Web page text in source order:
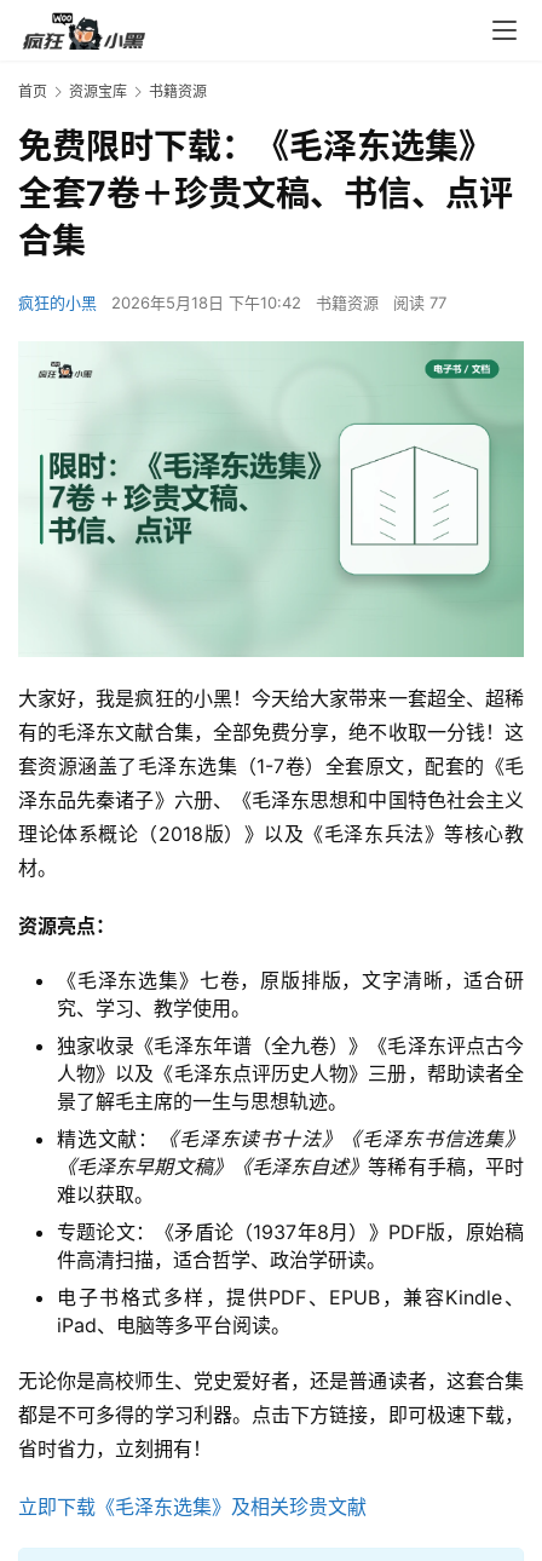
首页 资源宝库 书籍资源
免费限时下载：《毛泽东选集》
全套7卷＋珍贵文稿、书信、点评
合集
疯狂的小黑 2026年5月18日 下午10:42 书籍资源 阅读 77
大家好，我是疯狂的小黑！今天给大家带来一套超全、超稀
有的毛泽东文献合集，全部免费分享，绝不收取一分钱！这
套资源涵盖了毛泽东选集（1-7卷）全套原文，配套的《毛
泽东品先秦诸子》六册、《毛泽东思想和中国特色社会主义
理论体系概论（2018版）》以及《毛泽东兵法》等核心教
材。
资源亮点：
《毛泽东选集》七卷，原版排版，文字清晰，适合研
究、学习、教学使用。
独家收录《毛泽东年谱（全九卷）》《毛泽东评点古今
人物》以及《毛泽东点评历史人物》三册，帮助读者全
景了解毛主席的一生与思想轨迹。
精选文献：
《毛泽东读书十法》《毛泽东书信选集》
《毛泽东早期文稿》《毛泽东自述》等稀有手稿，平时
难以获取。
专题论文：《矛盾论（1937年8月）》PDF版，原始稿
件高清扫描，适合哲学、政治学研读。
电子书格式多样，提供PDF、EPUB，兼容Kindle、
iPad、电脑等多平台阅读。
无论你是高校师生、党史爱好者，还是普通读者，这套合集
都是不可多得的学习利器。点击下方链接，即可极速下载，
省时省力，立刻拥有！
立即下载《毛泽东选集》及相关珍贵文献